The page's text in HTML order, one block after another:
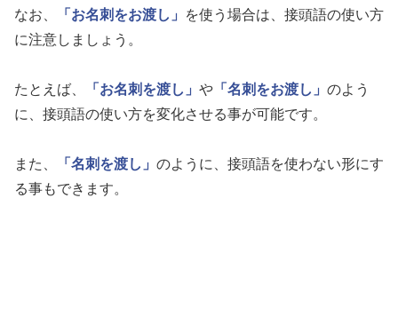
なお、 「お名刺をお渡し」
を使う場合は、接頭語の使い方
に注意しましょう。
たとえば、 「お名刺を渡し」 や 「名刺をお渡し」 のよう
に、接頭語の使い方を変化させる事が可能です。
また、 「名刺を渡し」 のように、接頭語を使わない形にす
る事もできます。